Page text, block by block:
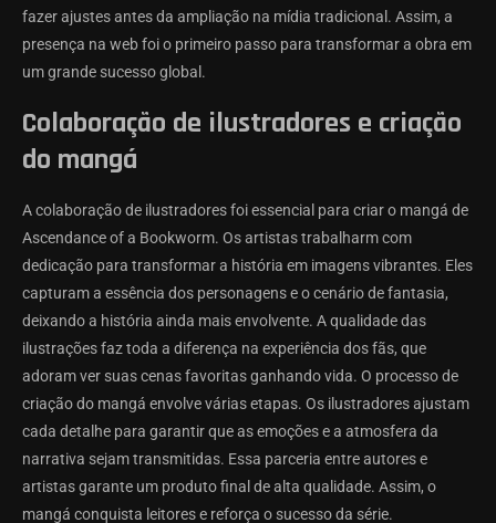
fazer ajustes antes da ampliação na mídia tradicional. Assim, a
presença na web foi o primeiro passo para transformar a obra em
um grande sucesso global.
Colaboração de ilustradores e criação
do mangá
A colaboração de ilustradores foi essencial para criar o mangá de
Ascendance of a Bookworm. Os artistas trabalharm com
dedicação para transformar a história em imagens vibrantes. Eles
capturam a essência dos personagens e o cenário de fantasia,
deixando a história ainda mais envolvente. A qualidade das
ilustrações faz toda a diferença na experiência dos fãs, que
adoram ver suas cenas favoritas ganhando vida. O processo de
criação do mangá envolve várias etapas. Os ilustradores ajustam
cada detalhe para garantir que as emoções e a atmosfera da
narrativa sejam transmitidas. Essa parceria entre autores e
artistas garante um produto final de alta qualidade. Assim, o
mangá conquista leitores e reforça o sucesso da série.